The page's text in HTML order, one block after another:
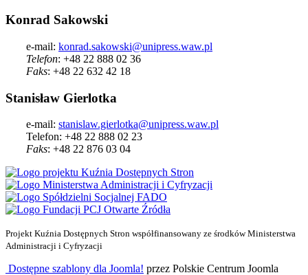
Konrad Sakowski
e-mail: konrad.sakowski@unipress.waw.pl
Telefon: +48 22 888 02 36
Faks: +48 22 632 42 18
Stanisław Gierlotka
e-mail: stanislaw.gierlotka@unipress.waw.pl
Telefon: +48 22 888 02 23
Faks: +48 22 876 03 04
Projekt Kuźnia Dostępnych Stron współfinansowany ze środków Ministerstwa
Administracji i Cyfryzacji
Dostępne szablony dla Joomla! przez Polskie Centrum Joomla